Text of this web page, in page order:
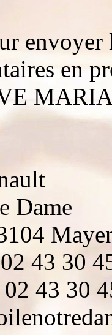
envoyer
en
Dame
43 30
43 30